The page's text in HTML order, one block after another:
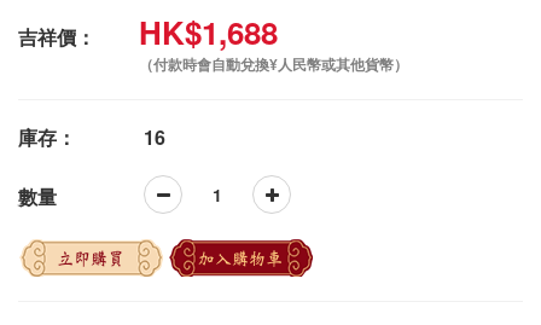
吉祥價： HK$1,688
（付款時會自動兌換¥人民幣或其他貨幣）
庫存： 16
數量
立即購買 加入購物車